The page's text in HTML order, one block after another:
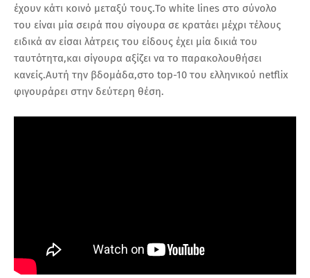
έχουν κάτι κοινό μεταξύ τους.Το white lines στο σύνολο
του είναι μία σειρά που σίγουρα σε κρατάει μέχρι τέλους
ειδικά αν είσαι λάτρεις του είδους έχει μία δικιά του
ταυτότητα,και σίγουρα αξίζει να το παρακολουθήσει
κανείς.Αυτή την βδομάδα,στο top-10 του ελληνικού netflix
φιγουράρει στην δεύτερη θέση.